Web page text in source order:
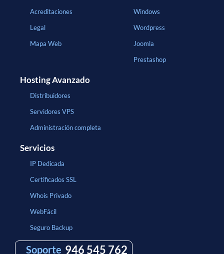
Acreditaciones
Legal
Mapa Web
Windows
Wordpress
Joomla
Prestashop
Hosting Avanzado
Distribuidores
Servidores VPS
Administración completa
Servicios
IP Dedicada
Certificados SSL
Whois Privado
WebFácil
Seguro Backup
Soporte 946 545 762